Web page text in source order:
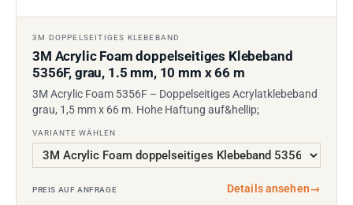
3M DOPPELSEITIGES KLEBEBAND
3M Acrylic Foam doppelseitiges Klebeband
5356F, grau, 1.5 mm, 10 mm x 66 m
3M Acrylic Foam 5356F – Doppelseitiges Acrylatklebeband
grau, 1,5 mm x 66 m. Hohe Haftung auf&hellip;
VARIANTE WÄHLEN
PREIS AUF ANFRAGE Details ansehen→